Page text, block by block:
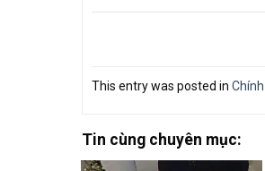
This entry was posted in
Tin cùng chuyên mục: